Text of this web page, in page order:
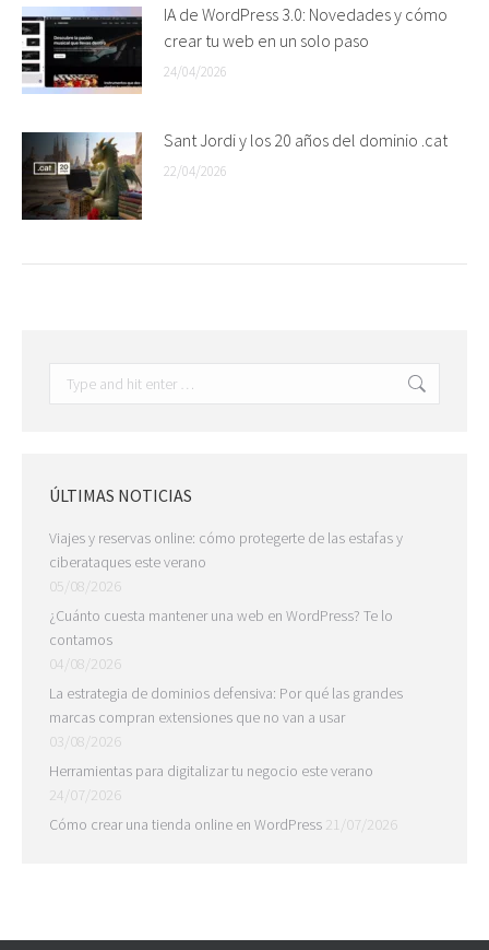
IA de WordPress 3.0: Novedades y cómo
crear tu web en un solo paso
24/04/2026
Sant Jordi y los 20 años del dominio .cat
22/04/2026
ÚLTIMAS NOTICIAS
Viajes y reservas online: cómo protegerte de las estafas y
ciberataques este verano
05/08/2026
¿Cuánto cuesta mantener una web en WordPress? Te lo
contamos
04/08/2026
La estrategia de dominios defensiva: Por qué las grandes
marcas compran extensiones que no van a usar
03/08/2026
Herramientas para digitalizar tu negocio este verano
24/07/2026
Cómo crear una tienda online en WordPress 21/07/2026